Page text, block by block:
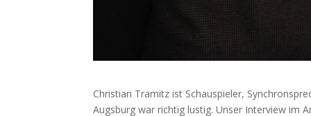
Christian Tramitz ist Schauspieler,
Augsburg war richtig lustig. Unser Interview im